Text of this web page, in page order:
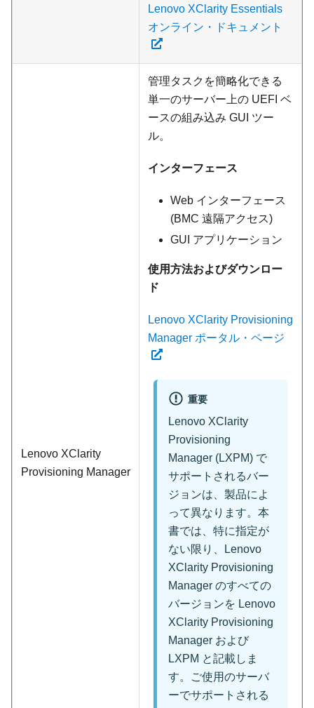
Lenovo XClarity Essentials
オンライン・ドキュメント
Lenovo XClarity
Provisioning Manager
管理タスクを簡略化できる
単一のサーバー上の UEFI ベ
ースの組み込み GUI ツー
ル。
インターフェース
Web インターフェース
(BMC 遠隔アクセス)
GUI アプリケーション
使用方法およびダウンロー
ド
Lenovo XClarity Provisioning
Manager ポータル・ページ
重要
Lenovo XClarity
Provisioning
Manager (LXPM) で
サポートされるバー
ジョンは、製品によ
って異なります。本
書では、特に指定が
ない限り、
Lenovo
XClarity Provisioning
Manager のすべての
バージョンを Lenovo
XClarity Provisioning
Manager および
LXPM と記載しま
す。ご使用のサーバ
ーでサポートされる